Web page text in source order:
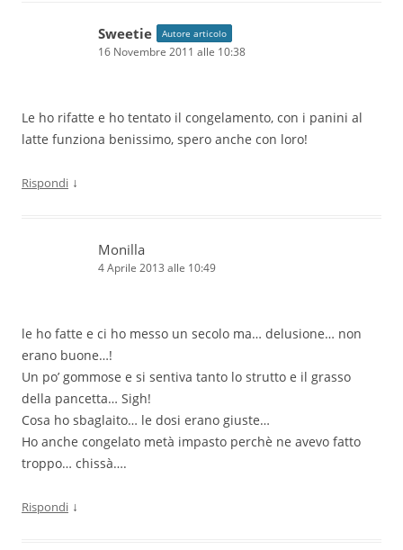
Sweetie Autore articolo
16 Novembre 2011 alle 10:38
Le ho rifatte e ho tentato il congelamento, con i panini al
latte funziona benissimo, spero anche con loro!
Rispondi ↓
Monilla
4 Aprile 2013 alle 10:49
le ho fatte e ci ho messo un secolo ma… delusione… non
erano buone…!
Un po’ gommose e si sentiva tanto lo strutto e il grasso
della pancetta… Sigh!
Cosa ho sbaglaito… le dosi erano giuste…
Ho anche congelato metà impasto perchè ne avevo fatto
troppo… chissà….
Rispondi ↓